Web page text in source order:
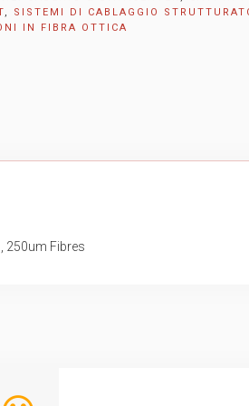
, SISTEMI DI CABLAGGIO
IN FIBRA OTTICA
250um Fibres